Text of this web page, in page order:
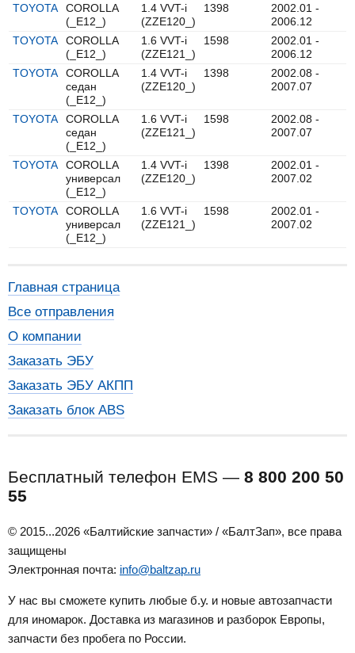
TOYOTA
COROLLA
(_E12_)
1.4 VVT-i
(ZZE120_)
1398
2002.01 -
2006.12
TOYOTA
COROLLA
(_E12_)
1.6 VVT-i
(ZZE121_)
1598
2002.01 -
2006.12
TOYOTA
COROLLA
седан
(_E12_)
1.4 VVT-i
(ZZE120_)
1398
2002.08 -
2007.07
TOYOTA
COROLLA
седан
(_E12_)
1.6 VVT-i
(ZZE121_)
1598
2002.08 -
2007.07
TOYOTA
COROLLA
универсал
(_E12_)
1.4 VVT-i
(ZZE120_)
1398
2002.01 -
2007.02
TOYOTA
COROLLA
универсал
(_E12_)
1.6 VVT-i
(ZZE121_)
1598
2002.01 -
2007.02
Главная страница
Все отправления
О компании
Заказать ЭБУ
Заказать ЭБУ АКПП
Заказать блок ABS
Бесплатный телефон EMS — 8 800 200 50
55
© 2015...2026 «Балтийские запчасти» / «БалтЗап», все права
защищены
Электронная почта: info@baltzap.ru
У нас вы сможете купить любые б.у. и новые автозапчасти
для иномарок. Доставка из магазинов и разборок Европы,
запчасти без пробега по России.